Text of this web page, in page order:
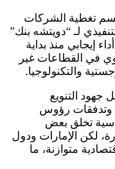
تغطية الشركات
لـ “دويتشه بنك”
إيجابي منذ بداية
في القطاعات غير
والتكنولوجيا.
بفضل جهود التنويع
وتدفقات رؤوس
تخلق بعض
لكن الإمارات ودول
متوازنة، ما